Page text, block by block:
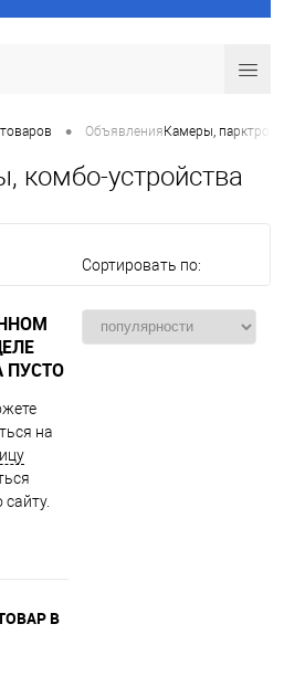
• ОбъявленияКамеры,
комбо-устройства
Сортировать по:
ПУСТО
на
В